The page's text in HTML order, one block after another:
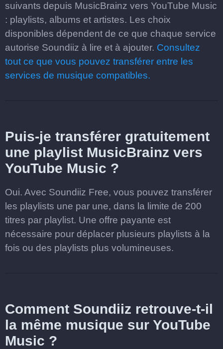
suivants depuis MusicBrainz vers YouTube Music
: playlists, albums et artistes. Les choix
disponibles dépendent de ce que chaque service
autorise Soundiiz à lire et à ajouter. Consultez
tout ce que vous pouvez transférer entre les
services de musique compatibles.
Puis-je transférer gratuitement
une playlist MusicBrainz vers
YouTube Music ?
Oui. Avec Soundiiz Free, vous pouvez transférer
les playlists une par une, dans la limite de 200
titres par playlist. Une offre payante est
nécessaire pour déplacer plusieurs playlists à la
fois ou des playlists plus volumineuses.
Comment Soundiiz retrouve-t-il
la même musique sur YouTube
Music ?